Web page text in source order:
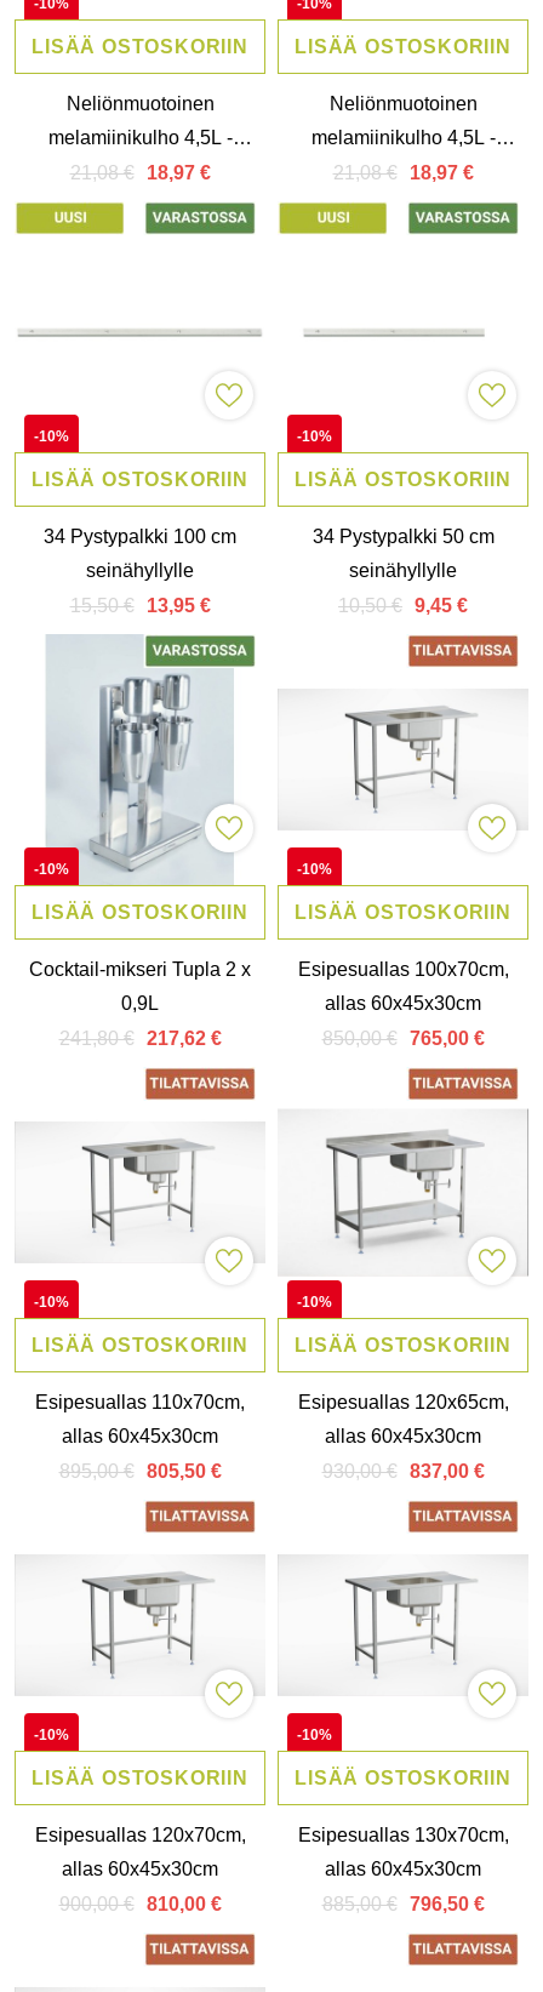
LISÄÄ OSTOSKORIIN
-10%
Neliönmuotoinen
melamiinikulho 4,5L -
25x25cm, Graphite
21,08 € 18,97 €
LISÄÄ OSTOSKORIIN
-10%
Neliönmuotoinen
melamiinikulho 4,5L -
25x25cm, Valkoinen
21,08 € 18,97 €
LISÄÄ OSTOSKORIIN
-10%
34 Pystypalkki 100 cm
seinähyllylle
15,50 €
13,95 €
LISÄÄ OSTOSKORIIN
-10%
34 Pystypalkki 50 cm
seinähyllylle
10,50 € 9,45 €
LISÄÄ OSTOSKORIIN
-10%
Cocktail-mikseri Tupla 2 x
0,9L
241,80 €
217,62 €
LISÄÄ OSTOSKORIIN
-10%
Esipesuallas 100x70cm,
allas 60x45x30cm
850,00 €
765,00 €
LISÄÄ OSTOSKORIIN
-10%
Esipesuallas 110x70cm,
allas 60x45x30cm
895,00 €
805,50 €
LISÄÄ OSTOSKORIIN
-10%
Esipesuallas 120x65cm,
allas 60x45x30cm
930,00 €
837,00 €
LISÄÄ OSTOSKORIIN
-10%
Esipesuallas 120x70cm,
allas 60x45x30cm
900,00 €
810,00 €
LISÄÄ OSTOSKORIIN
-10%
Esipesuallas 130x70cm,
allas 60x45x30cm
885,00 €
796,50 €